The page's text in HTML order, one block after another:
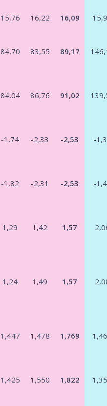
15,76 16,22 16,09
84,70 83,55 89,17
84,04 86,76 91,02
-1,74 -2,33 -2,53 -
-1,82 -2,31 -2,53 -
1,29 1,42 1,57
1,24 1,49 1,57
1,447 1,478 1,769
1,425 1,550 1,822